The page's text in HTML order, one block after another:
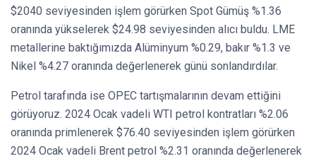
$2040 seviyesinden işlem görürken Spot Gümüş %1.36
oranında yükselerek $24.98 seviyesinden alıcı buldu. LME
metallerine baktığımızda Alüminyum %0.29, bakır %1.3 ve
Nikel %4.27 oranında değerlenerek günü sonlandırdılar.
Petrol tarafında ise OPEC tartışmalarının devam ettiğini
görüyoruz. 2024 Ocak vadeli WTI petrol kontratları %2.06
oranında primlenerek $76.40 seviyesinden işlem görürken
2024 Ocak vadeli Brent petrol %2.31 oranında değerlenerek